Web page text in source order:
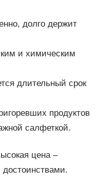
долго держит
и химическим
длительный срок
продуктов
салфеткой.
цена –
достоинствами.